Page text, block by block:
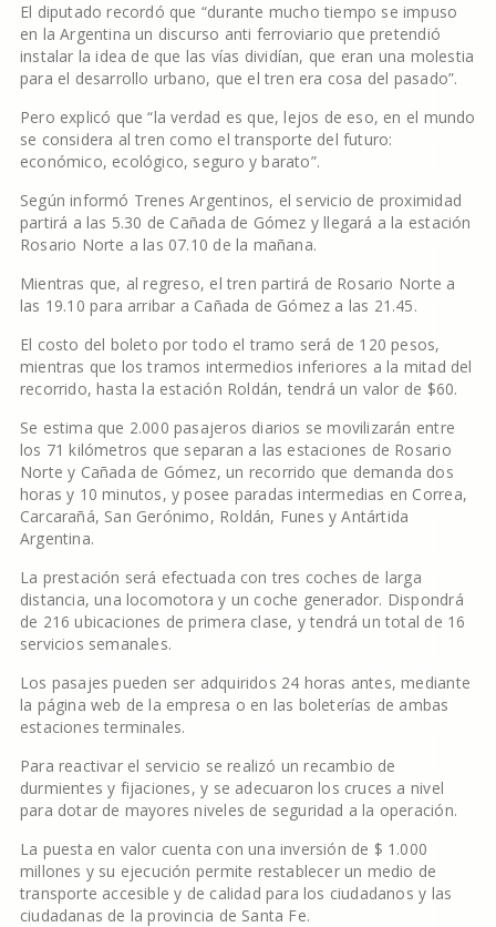
El diputado recordó que “durante mucho tiempo se impuso
en la Argentina un discurso anti ferroviario que pretendió
instalar la idea de que las vías dividían, que eran una molestia
para el desarrollo urbano, que el tren era cosa del pasado”.
Pero explicó que “la verdad es que, lejos de eso, en el mundo
se considera al tren como el transporte del futuro:
económico, ecológico, seguro y barato”.
Según informó Trenes Argentinos, el servicio de proximidad
partirá a las 5.30 de Cañada de Gómez y llegará a la estación
Rosario Norte a las 07.10 de la mañana.
Mientras que, al regreso, el tren partirá de Rosario Norte a
las 19.10 para arribar a Cañada de Gómez a las 21.45.
El costo del boleto por todo el tramo será de 120 pesos,
mientras que los tramos intermedios inferiores a la mitad del
recorrido, hasta la estación Roldán, tendrá un valor de $60.
Se estima que 2.000 pasajeros diarios se movilizarán entre
los 71 kilómetros que separan a las estaciones de Rosario
Norte y Cañada de Gómez, un recorrido que demanda dos
horas y 10 minutos, y posee paradas intermedias en Correa,
Carcarañá, San Gerónimo, Roldán, Funes y Antártida
Argentina.
La prestación será efectuada con tres coches de larga
distancia, una locomotora y un coche generador. Dispondrá
de 216 ubicaciones de primera clase, y tendrá un total de 16
servicios semanales.
Los pasajes pueden ser adquiridos 24 horas antes, mediante
la página web de la empresa o en las boleterías de ambas
estaciones terminales.
Para reactivar el servicio se realizó un recambio de
durmientes y fijaciones, y se adecuaron los cruces a nivel
para dotar de mayores niveles de seguridad a la operación.
La puesta en valor cuenta con una inversión de $ 1.000
millones y su ejecución permite restablecer un medio de
transporte accesible y de calidad para los ciudadanos y las
ciudadanas de la provincia de Santa Fe.